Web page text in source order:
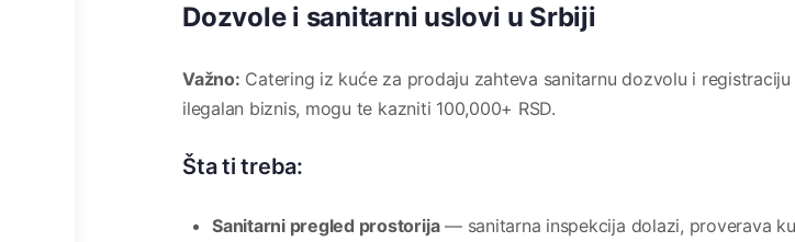
Dozvole i sanitarni uslovi u Srbiji
Važno: Catering iz kuće za prodaju zahteva sanitarnu dozvolu i
ilegalan biznis, mogu te kazniti 100,000+ RSD.
Šta ti treba:
Sanitarni pregled prostorija— sanitarna inspekcija dolazi, proverava